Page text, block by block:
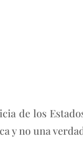
de los
y no una